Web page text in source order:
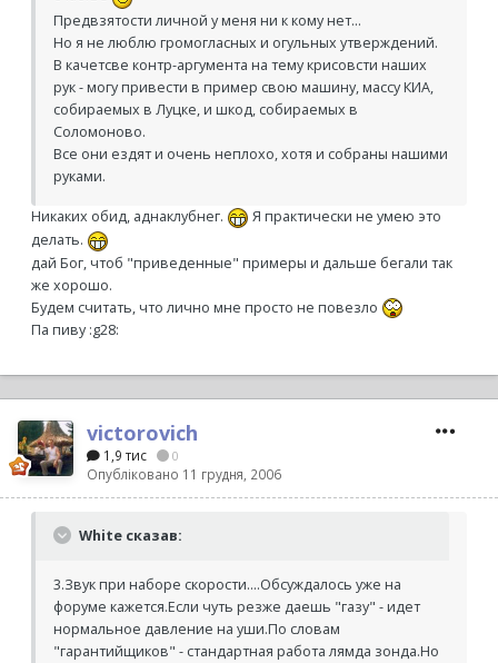
Предвзятости личной у меня ни к кому нет...
Но я не люблю громогласных и огульных утверждений.
В качетсве контр-аргумента на тему крисовсти наших
рук - могу привести в пример свою машину, массу КИА,
собираемых в Луцке, и шкод, собираемых в
Соломоново.
Все они ездят и очень неплохо, хотя и собраны нашими
руками.
Никаких обид, аднаклубнег.
Я практически не умею это
делать.
дай Бог, чтоб "приведенные" примеры и дальше бегали так
же хорошо.
Будем считать, что лично мне просто не повезло
Па пиву :g28:
victorovich
1,9 тис 0
Опубліковано 11 грудня, 2006
White сказав:
3.Звук при наборе скорости....Обсуждалось уже на
форуме кажется.Если чуть резже даешь "газу" - идет
нормальное давление на уши.По словам
"гарантийщиков" - стандартная работа лямда зонда.Но